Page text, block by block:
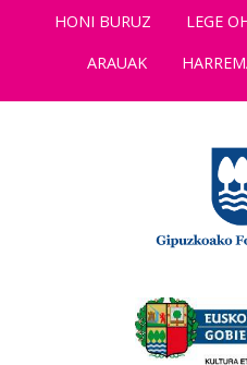
HONI BURUZ LEGE
ARAUAK